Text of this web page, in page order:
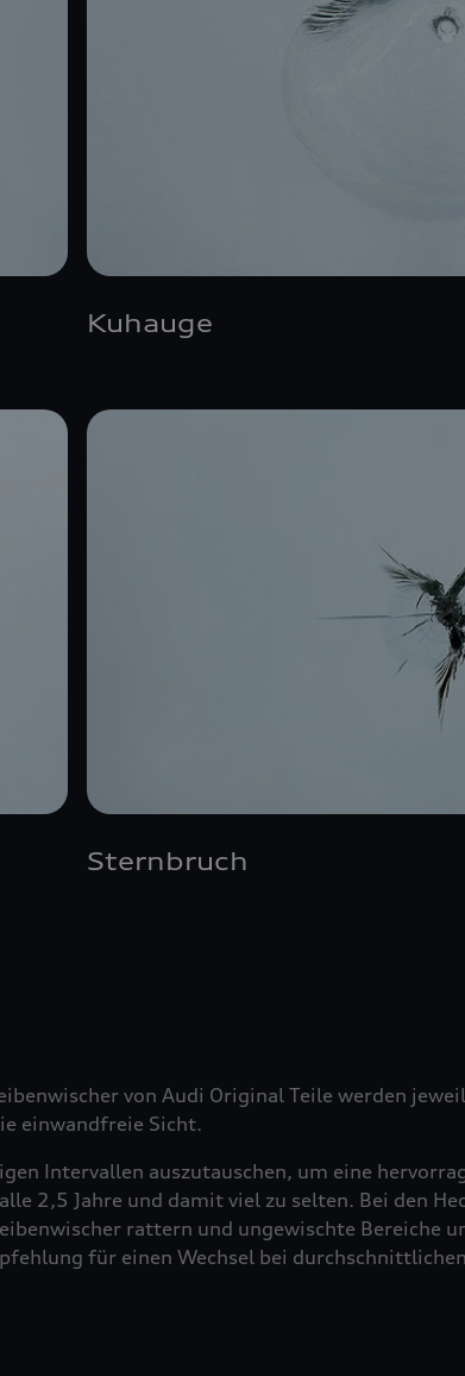
Kuhauge
Sternbruch
von Audi Original Teile werden
einwandfreie Sicht.
Intervallen auszutauschen, um eine
2,5 Jahre und damit viel zu selten. Bei den
rattern und ungewischte Bereiche
für einen Wechsel bei